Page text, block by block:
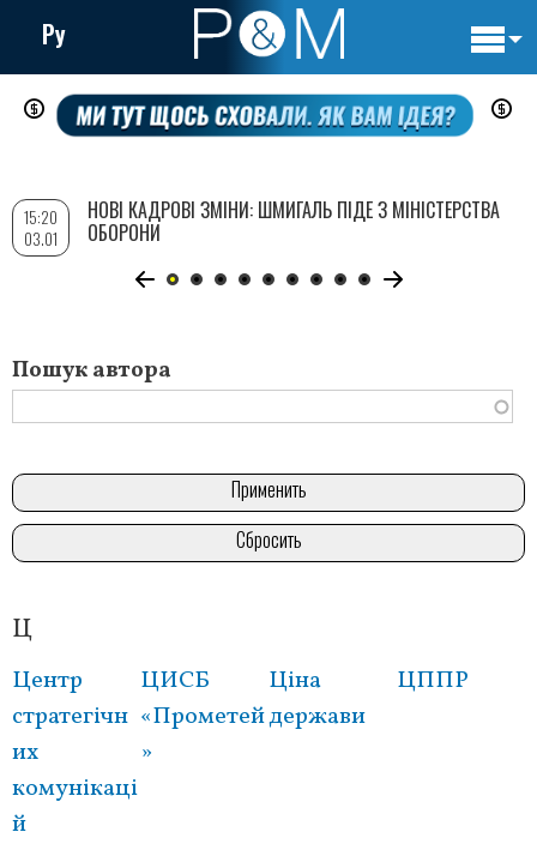
Перейти
до
вмісту
Ру
Пошук автора
Ц
Центр
стратегічн
их
комунікаці
й
ЦИСБ
«Прометей
»
Ціна
держави
ЦППР
Розбивка
на
сторінки
15:20
03.01
НОВІ КАДРОВІ ЗМІНИ: ШМИГАЛЬ ПІДЕ З МІНІСТЕРСТВА
ОБОРОНИ